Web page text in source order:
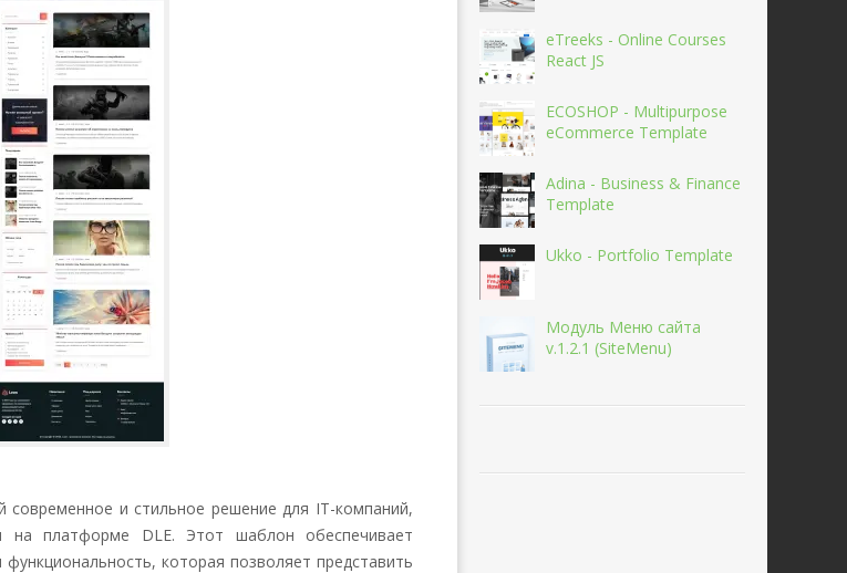
и стильное решение для IT-компаний,
на платформе DLE. Этот шаблон обеспечивает
которая позволяет представить
eTreeks - Online Courses
React JS
ECOSHOP - Multipurpose
eCommerce Template
Adina - Business & Finance
Template
Ukko - Portfolio Template
Модуль Меню сайта
v.1.2.1 (SiteMenu)